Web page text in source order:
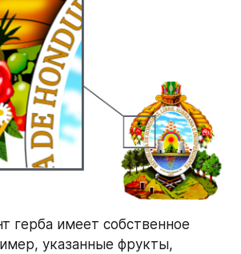
герба имеет собственное
указанные фрукты,